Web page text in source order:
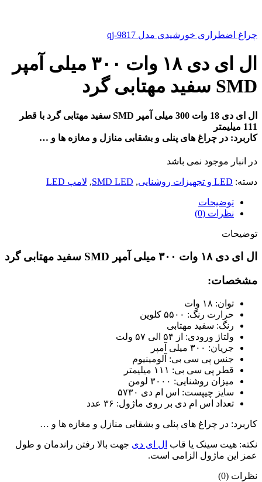
چراغ اضطراری خورشیدی مدل qj-9817
ال ای دی ۱۸ وات ۳۰۰ میلی آمپر
SMD سفید مهتابی گرد
ال ای دی 18 وات 300 میلی آمپر SMD سفید مهتابی گرد با قطر
111 میلیمتر
کاربرد: در چراغ های پنلی و بشقابی منازل و مغازه ها و …
در انبار موجود نمی باشد
دسته: LED و تجهیزات روشنایی ,
SMD LED
, لامپ LED
توضیحات
نظرات (0)
توضیحات
ال ای دی ۱۸ وات ۳۰۰ میلی آمپر SMD سفید مهتابی گرد
مشخصات:
توان: ۱۸ وات
حرارت رنگ: ۵۵۰۰ کلوین
رنگ: سفید مهتابی
ولتاژ ورودی: از ۵۴ الی ۵۷ ولت
جریان: ۳۰۰ میلی آمپر
جنس پی سی بی: آلومینیوم
قطر پی سی بی: ۱۱۱ میلیمتر
میزان روشنایی: ۳۰۰۰ لومن
سایز چیپست: اس ام دی ۵۷۳۰
تعداد اس ام دی بر روی ماژول: ۳۶ عدد
کاربرد: در چراغ های پنلی و بشقابی منازل و مغازه ها و …
نکته: هیت سینک یا قاب ال ای دی جهت بالا رفتن راندمان و طول
عمز این ماژول الزامی است.
نظرات (0)